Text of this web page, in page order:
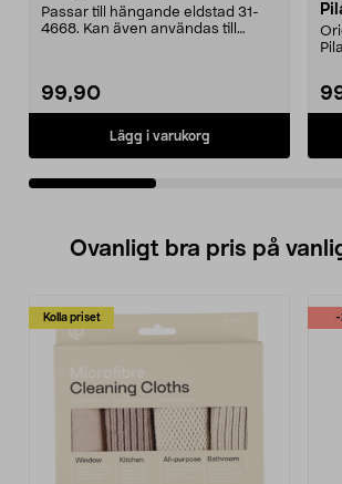
Passar till hängande eldstad 31-
4668. Kan även användas till
99,90
Lägg i varukorg
Ovanligt bra pris på
Kolla priset -